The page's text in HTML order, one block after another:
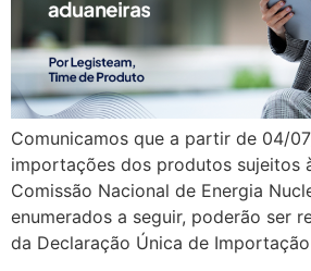
Comunicamos que a partir de 04/
importações dos produtos sujeitos
Comissão Nacional de Energia
enumerados a seguir, poderão ser
da Declaração Única de Importação